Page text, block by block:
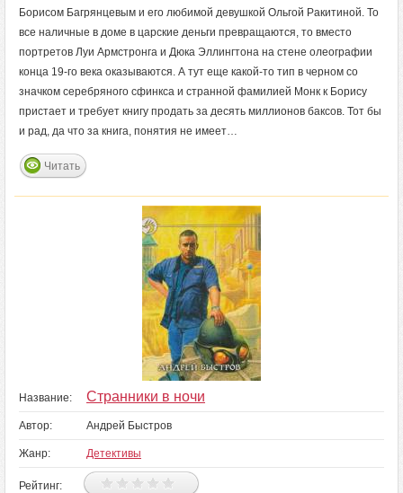
Борисом Багрянцевым и его любимой девушкой Ольгой Ракитиной. То
все наличные в доме в царские деньги превращаются, то вместо
портретов Луи Армстронга и Дюка Эллингтона на стене олеографии
конца 19-го века оказываются. А тут еще какой-то тип в черном со
значком серебряного сфинкса и странной фамилией Монк к Борису
пристает и требует книгу продать за десять миллионов баксов. Тот бы
и рад, да что за книга, понятия не имеет…
Читать
Название: Странники в ночи
Автор: Андрей Быстров
Жанр: Детективы
Рейтинг: